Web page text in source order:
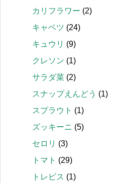
カリフラワー (2)
キャベツ (24)
キュウリ (9)
クレソン (1)
サラダ菜 (2)
スナップえんどう (1)
スプラウト (1)
ズッキーニ (5)
セロリ (3)
トマト (29)
トレビス (1)